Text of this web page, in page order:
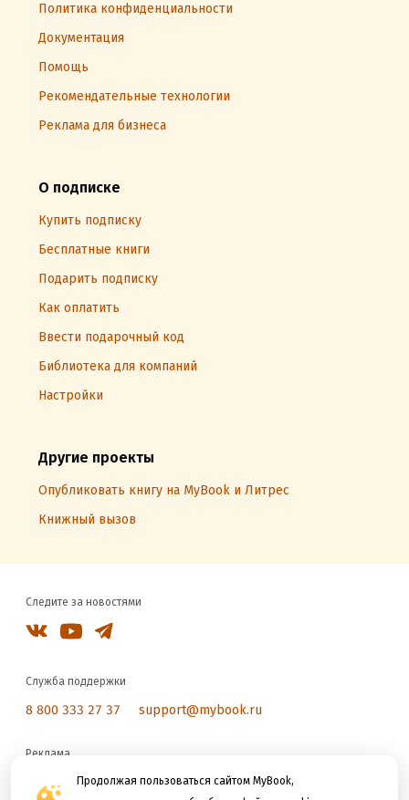
Продолжая пользоваться сайтом MyBook,
Политика конфиденциальности
Документация
Помощь
Рекомендательные технологии
Реклама для бизнеса
О подписке
Купить подписку
Бесплатные книги
Подарить подписку
Как оплатить
Ввести подарочный код
Библиотека для компаний
Настройки
Другие проекты
Опубликовать книгу на MyBook и Литрес
Книжный вызов
Следите за новостями
Служба поддержки
8 800 333 27 37 support@mybook.ru
Реклама
reklama@litres.ru